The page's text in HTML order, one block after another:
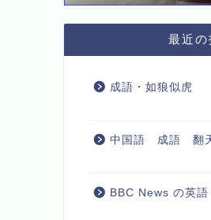
最近の
成語・如狼似虎
中国語 成語 翻
BBC News の英